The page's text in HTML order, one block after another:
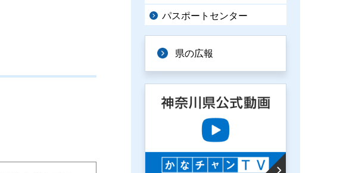
パスポートセンター
県の広報